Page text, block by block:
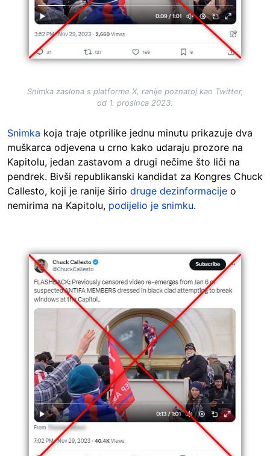
Snimka zaslona s platforme X, ranije poznatoj kao Twitter,
od 1. prosinca 2023.
Snimka koja traje otprilike jednu minutu prikazuje dva
muškarca odjevena u crno kako udaraju prozore na
Kapitolu, jedan zastavom a drugi nečime što liči na
pendrek. Bivši republikanski kandidat za Kongres Chuck
Callesto, koji je ranije širio druge dezinformacije o
nemirima na Kapitolu, podijelio je snimku.
Image